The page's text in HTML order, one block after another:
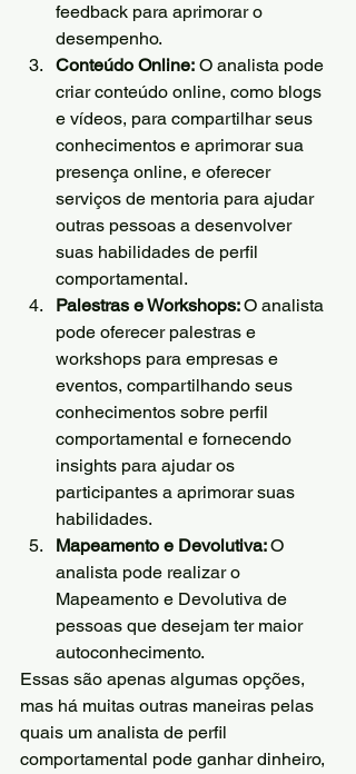
feedback para aprimorar o
desempenho.
Conteúdo Online: O analista pode
criar conteúdo online, como blogs
e vídeos, para compartilhar seus
conhecimentos e aprimorar sua
presença online, e oferecer
serviços de mentoria para ajudar
outras pessoas a desenvolver
suas habilidades de perfil
comportamental.
Palestras e Workshops: O analista
pode oferecer palestras e
workshops para empresas e
eventos, compartilhando seus
conhecimentos sobre perfil
comportamental e fornecendo
insights para ajudar os
participantes a aprimorar suas
habilidades.
Mapeamento e Devolutiva: O
analista pode realizar o
Mapeamento e Devolutiva de
pessoas que desejam ter maior
autoconhecimento.
Essas são apenas algumas opções,
mas há muitas outras maneiras pelas
quais um analista de perfil
comportamental pode ganhar dinheiro,